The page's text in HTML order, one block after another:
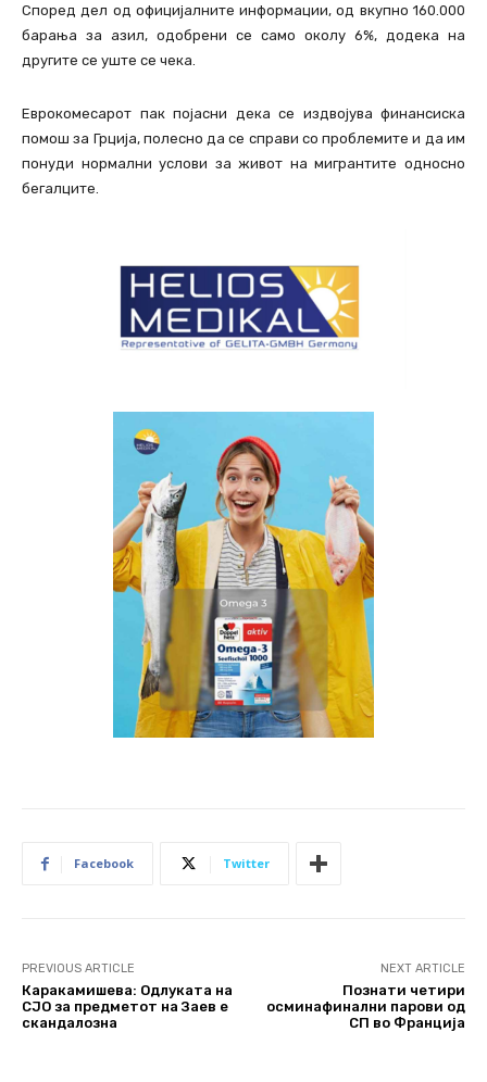
Според дел од официјалните информации, од вкупно 160.000
барања за азил, одобрени се само околу 6%, додека на
другите се уште се чека.
Еврокомесарот пак појасни дека се издвојува финансиска
помош за Грција, полесно да се справи со проблемите и да им
понуди нормални услови за живот на мигрантите односно
бегалците.
Facebook Twitter
PREVIOUS ARTICLE
Каракамишева: Одлуката на
СЈО за предметот на Заев е
скандалозна
NEXT ARTICLE
Познати четири
осминафинални парови од
СП во Франција